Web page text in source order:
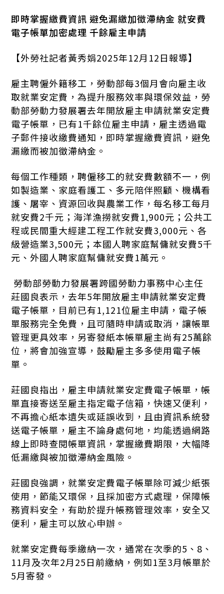
即時掌握繳費資訊 避免漏繳加徵滯納金 就安費
電子帳單加密處理 千餘雇主申請
【外勞社記者黃秀娟2025年12月12日報導】
雇主聘僱外籍移工，勞動部每3個月會向雇主收
取就業安定費，為提升服務效率與環保效益，勞
動部勞動力發展署去年開放雇主申請就業安定費
電子帳單，已有1千餘位雇主申請，雇主透過電
子郵件接收繳費通知，即時掌握繳費資訊，避免
漏繳而被加徵滯納金。
每個工作種類，聘僱移工的就安費數額不一，例
如製造業、家庭看護工、多元陪伴照顧、機構看
護、屠宰、資源回收與農業工作，每名移工每月
就安費2千元；海洋漁撈就安費1,900元；公共工
程或民間重大經建工程工作就安費3,000元、各
級營造業3,500元；本國人聘家庭幫傭就安費5千
元、外國人聘家庭幫傭就安費1萬元。
勞動部勞動力發展署跨國勞動力事務中心主任
莊國良表示，去年5年開放雇主申請就業安定費
電子帳單，目前已有1,121位雇主申請，電子帳
單服務完全免費，且可隨時申請或取消，讓帳單
管理更具效率，另寄發紙本帳單雇主尚有25萬餘
位，將會加強宣導，鼓勵雇主多多使用電子帳
單。
莊國良指出，雇主申請就業安定費電子帳單，帳
單直接寄送至雇主指定電子信箱，快速又便利，
不再擔心紙本遺失或延誤收到，且由資訊系統發
送電子帳單，雇主不論身處何地，均能透過網路
線上即時查閱帳單資訊，掌握繳費期限，大幅降
低漏繳與被加徵滯納金風險。
莊國良強調，就業安定費電子帳單除可減少紙張
使用，節能又環保，且採加密方式處理，保障帳
務資料安全，有助於提升帳務管理效率，安全又
便利，雇主可以放心申辦。
就業安定費每季繳納一次，通常在次季的5、8、
11月及次年2月25日前繳納，例如1至3月帳單於
5月寄發。